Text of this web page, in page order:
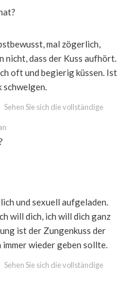
mal zögerlich,
nicht, dass der Kuss aufhört.
oft und begierig küssen. Ist
schwelgen.
Sehen Sie sich die vollständige
und sexuell aufgeladen.
will dich, ich will dich ganz
ist der Zungenkuss der
immer wieder geben sollte.
Sehen Sie sich die vollständige